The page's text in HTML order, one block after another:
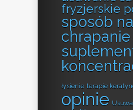
fryzjerskie
sposób na
chrapanie
łysienie terapie
opinie